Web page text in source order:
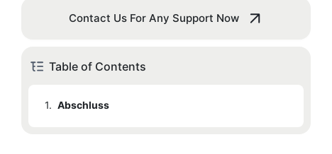
Contact Us For Any Support Now
Table of Contents
1. Abschluss